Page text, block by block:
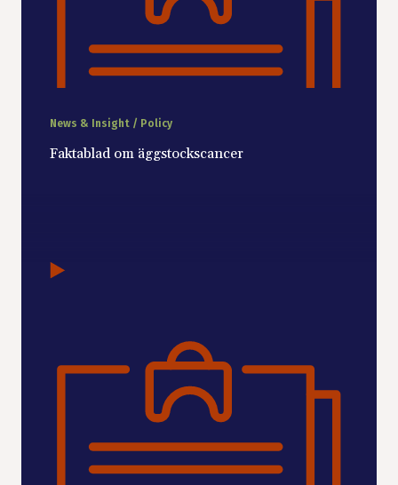
News & Insight / Policy
Faktablad om äggstockscancer